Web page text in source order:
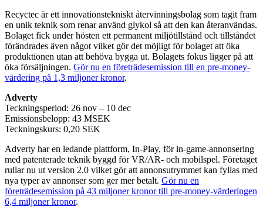
Recyctec är ett innovationstekniskt återvinningsbolag som tagit fram
en unik teknik som renar använd glykol så att den kan återanvändas.
Bolaget fick under hösten ett permanent miljötillstånd och tillståndet
förändrades även något vilket gör det möjligt för bolaget att öka
produktionen utan att behöva bygga ut. Bolagets fokus ligger på att
öka försäljningen. Gör nu en företrädesemission till en pre-money-
värdering på 1,3 miljoner kronor.
Adverty
Teckningsperiod: 26 nov – 10 dec
Emissionsbelopp: 43 MSEK
Teckningskurs: 0,20 SEK
Adverty har en ledande plattform, In-Play, för in-game-annonsering
med patenterade teknik byggd för VR/AR- och mobilspel. Företaget
rullar nu ut version 2.0 vilket gör att annonsutrymmet kan fyllas med
nya typer av annonser som ger mer betalt. Gör nu en
företrädesemission på 43 miljoner kronor till pre-money-värderingen
6,4 miljoner kronor.